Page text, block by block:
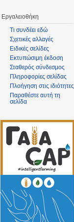
Εργαλειοθήκη
Τι συνδέει εδώ
Σχετικές αλλαγές
Ειδικές σελίδες
Εκτυπώσιμη έκδοση
Σταθερός σύνδεσμος
Πληροφορίες σελίδας
Πλοήγηση στις ιδιότητες
Παραθέστε αυτή τη
σελίδα